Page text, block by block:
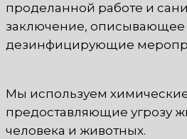
проделанной работе и
заключение, описывающее
дезинфицирующие
Мы используем
предоставляющие угрозу
человека и животных.